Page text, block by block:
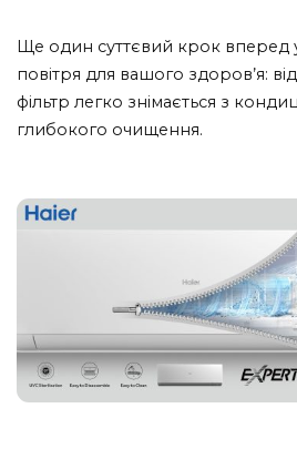
Ще один суттєвий крок вперед
повітря для вашого здоров’я:
фільтр легко знімається з
глибокого очищення.